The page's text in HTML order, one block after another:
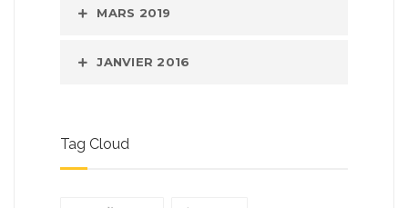
MARS 2019
JANVIER 2016
Tag Cloud